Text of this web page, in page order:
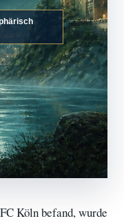
Köln befand, wurde